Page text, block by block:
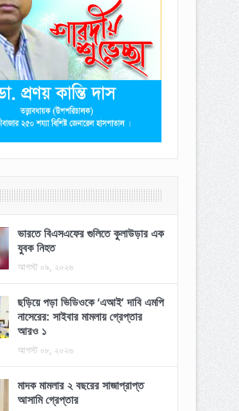
ভারতে বিএসএফের গুলিতে কুলাউড়ার এক
যুবক নিহত
আগস্ট ০৯, ২০২৬
ছড়িয়ে পড়া ভিডিওকে ‘এআই’ দাবি এমপি
নাসেরের: সাইবার মামলায় গ্রেপ্তার
আরও ১
আগস্ট ০৮, ২০২৬
মাদক মামলার ২ বছরের সাজাপ্রাপ্ত
আসামি গ্রেপ্তার